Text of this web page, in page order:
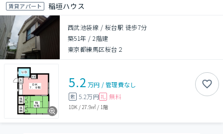
賃貸アパート 稲垣ハウス
西武池袋線 / 桜台駅 徒歩7分
築51年 /2階建
東京都練馬区桜台２
5.2 万円 /管理費なし
敷 5.2万円 礼 無料
1DK / 27.9㎡ / 1階